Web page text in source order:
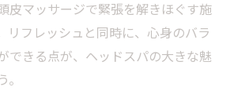
の効果を持続させる頻度とは
とで得られる頭皮へのメリット
と頭皮ケアの理想的なサイクル
ッドスパで健康美髪を目指す方法
皮マッサージで緊張を解きほぐす施
リフレッシュと同時に、心身のバラ
できる点が、ヘッドスパの大きな魅